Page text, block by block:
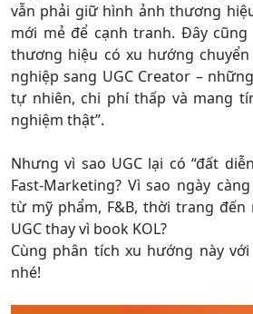
vẫn phải giữ hình ảnh thương
mới mẻ để cạnh tranh. Đây
thương hiệu có xu hướng chuyển
nghiệp sang UGC Creator –
tự nhiên, chi phí thấp và mang
nghiệm thật”.
Nhưng vì sao UGC lại có “đất
Fast-Marketing? Vì sao ngày
từ mỹ phẩm, F&B, thời trang
UGC thay vì book KOL?
Cùng phân tích xu hướng này
nhé!